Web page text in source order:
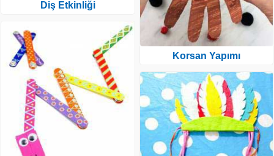
Diş Etkinliği
Korsan Yapımı